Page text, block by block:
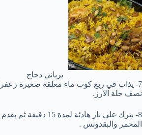
برياني دجاج
7- يذاب في ربع كوب ماء معلقة صغيرة
نصف حلة الأرز.
8- يترك على نار هادئة لمدة 15
المحمر والبقدونس .